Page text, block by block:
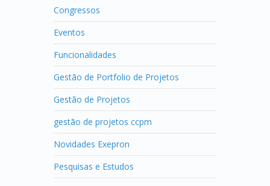
Congressos
Eventos
Funcionalidades
Gestão de Portfolio de Projetos
Gestão de Projetos
gestão de projetos ccpm
Novidades Exepron
Pesquisas e Estudos